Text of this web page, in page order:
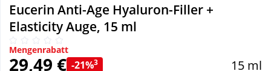
Sanitätshaus
Sport & Fitness
Eucerin Anti-Age Hyaluron-Filler +
Elasticity Auge, 15 ml
Mengenrabatt
29,49 € -21%3 15 ml